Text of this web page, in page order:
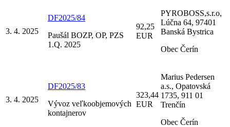
3. 4. 2025
DF2025/84
Paušál BOZP, OP, PZS
1.Q. 2025
92,25
EUR
PYROBOSS,s.r.o,
Lúčna 64, 97401
Banská Bystrica
Obec Čerín
3. 4. 2025
DF2025/83
Vývoz veľkoobjemových
kontajnerov
323,44
EUR
Marius Pedersen
a.s., Opatovská
1735, 911 01
Trenčín
Obec Čerín